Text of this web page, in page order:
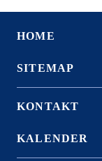
HOME
SITEMAP
KONTAKT
KALENDER